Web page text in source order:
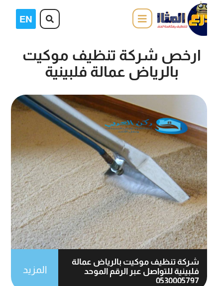
ارخص شركة تنظيف موكيت
بالرياض عمالة فلبينية
شركة تنظيف موكيت بالرياض عمالة
فلبينية للتواصل عبر الرقم الموحد
0530005797
المزيد